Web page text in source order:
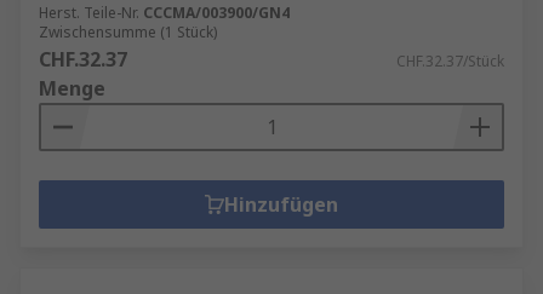
Herst. Teile-Nr. CCCMA/003900/GN4
Zwischensumme (1 Stück)
CHF.32.37 CHF.32.37/Stück
Menge
Hinzufügen